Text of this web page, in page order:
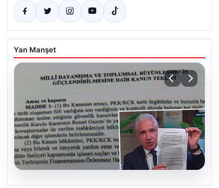
Yan Manşet
05.08.2026